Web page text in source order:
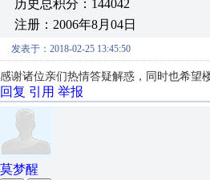
历史总积分：144042
注册：2006年8月04日
发表于：2018-02-25 13:45:50
感谢诸位亲们热情答疑解惑，同时也希望
回复 引用 举报
莫梦醒